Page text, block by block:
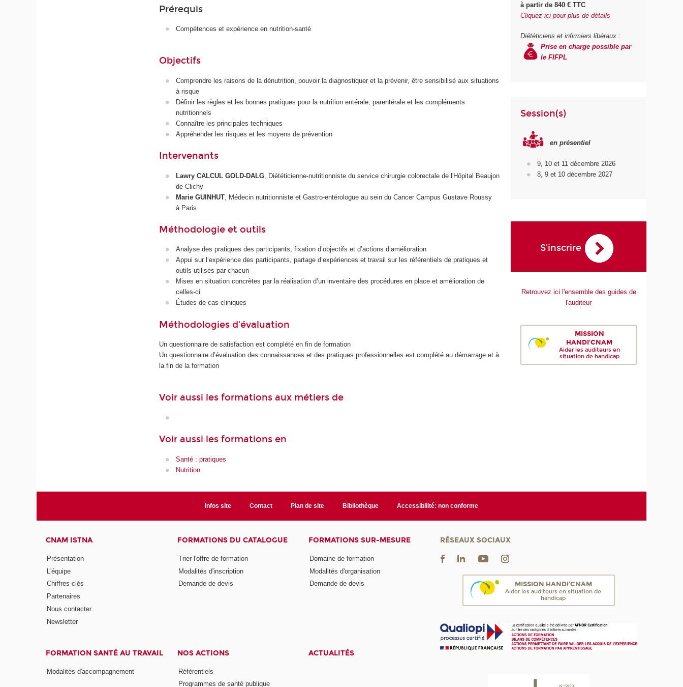
Prérequis
Compétences et expérience en nutrition-santé
Objectifs
Comprendre les raisons de la dénutrition, pouvoir la diagnostiquer et la prévenir, être sensibilisé aux situations
à risque
Définir les règles et les bonnes pratiques pour la nutrition entérale, parentérale et les compléments
nutritionnels
Connaître les principales techniques
Appréhender les risques et les moyens de prévention
Intervenants
Lawry CALCUL GOLD-DALG, Diététicienne-nutritionniste du service chirurgie colorectale de l'Hôpital Beaujon
de Clichy
Marie GUINHUT, Médecin nutritionniste et Gastro-entérologue au sein du Cancer Campus Gustave Roussy
à Paris
Méthodologie et outils
Analyse des pratiques des participants, fixation d’objectifs et d’actions d’amélioration
Appui sur l’expérience des participants, partage d’expériences et travail sur les référentiels de pratiques et
outils utilisés par chacun
Mises en situation concrètes par la réalisation d’un inventaire des procédures en place et amélioration de
celles-ci
Études de cas cliniques
Méthodologies d'évaluation
Un questionnaire de satisfaction est complété en fin de formation
Un questionnaire d’évaluation des connaissances et des pratiques professionnelles est complété au démarrage et à
la fin de la formation
Voir aussi les formations aux métiers de
Voir aussi les formations en
Santé : pratiques
Nutrition
à partir de 840 € TTC
Cliquez ici pour plus de détails
Diététiciens et infirmiers libéraux :
Prise en charge possible par
le FIFPL
Session(s)
en présentiel
9, 10 et 11 décembre 2026
8, 9 et 10 décembre 2027
S'inscrire
Retrouvez ici l'ensemble des guides de
l'auditeur
MISSION
HANDI'CNAM
Aider les auditeurs en
situation de handicap
Infos site Contact Plan de site Bibliothèque Accessibilité: non conforme
CNAM ISTNA
Présentation
L'équipe
Chiffres-clés
Partenaires
Nous contacter
Newsletter
FORMATIONS DU CATALOGUE
Trier l'offre de formation
Modalités d'inscription
Demande de devis
FORMATIONS SUR-MESURE
Domaine de formation
Modalités d'organisation
Demande de devis
FORMATION SANTÉ AU TRAVAIL
Modalités d'accompagnement
NOS ACTIONS
Référentiels
Programmes de santé publique
ACTUALITÉS
RÉSEAUX SOCIAUX
MISSION HANDI'CNAM
Aider les auditeurs en situation de
handicap